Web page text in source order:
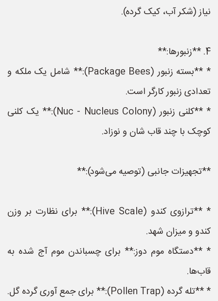
نیاز (شکر آب، کیک گرده).
4. **زنبورها:**
* **بسته زنبور (Package Bees):** شامل یک ملکه و
تعدادی زنبور کارگر است.
* **کلنی زنبور (Nuc - Nucleus Colony):** یک کلنی
کوچک با چند قاب شان و نوزاد.
**تجهیزات جانبی (توصیه می‌شود):**
* **ترازوی کندو (Hive Scale):** برای نظارت بر وزن
کندو و میزان شهد.
* **دستگاه موم دوز:** برای چسباندن موم آج شده به
قاب‌ها.
* **تله گرده (Pollen Trap):** برای جمع آوری گرده گل.